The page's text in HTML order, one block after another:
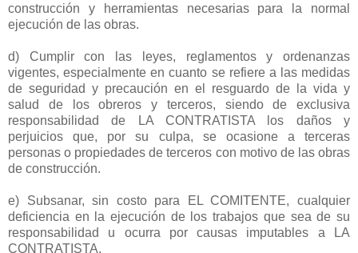
construcción y herramientas necesarias para la normal
ejecución de las obras.
d) Cumplir con las leyes, reglamentos y ordenanzas
vigentes, especialmente en cuanto se refiere a las medidas
de seguridad y precaución en el resguardo de la vida y
salud de los obreros y terceros, siendo de exclusiva
responsabilidad de LA CONTRATISTA los daños y
perjuicios que, por su culpa, se ocasione a terceras
personas o propiedades de terceros con motivo de las obras
de construcción.
e) Subsanar, sin costo para EL COMITENTE, cualquier
deficiencia en la ejecución de los trabajos que sea de su
responsabilidad u ocurra por causas imputables a LA
CONTRATISTA.